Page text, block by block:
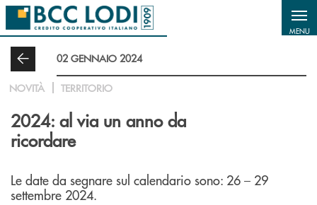
Salta al contenuto principale
MENU
02 GENNAIO 2024
NOVITÀ TERRITORIO
2024: al via un anno da
ricordare
Le date da segnare sul calendario sono: 26 – 29
settembre 2024.